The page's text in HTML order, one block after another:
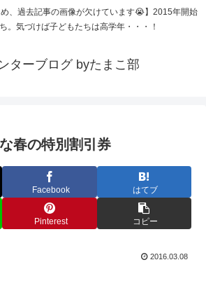
、過去記事の画像が欠けています😭】2015年開始
。気づけば子どもたちは高学年・・・！
ターブログ byたまこ部
春の特別割引券
Facebook はてブ
Pinterest コピー
2016.03.08